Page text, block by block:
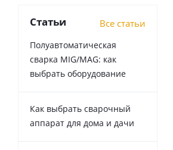
Статьи Все статьи
Полуавтоматическая
сварка MIG/MAG: как
выбрать оборудование
Как выбрать сварочный
аппарат для дома и дачи